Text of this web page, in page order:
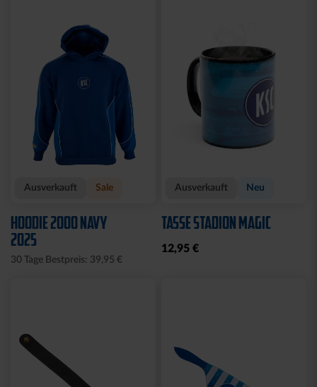
Ausverkauft Sale
HOODIE 2000 NAVY
2025
30 Tage Bestpreis: 39,95 €
Ausverkauft Neu
TASSE STADION MAGIC
12,95 €